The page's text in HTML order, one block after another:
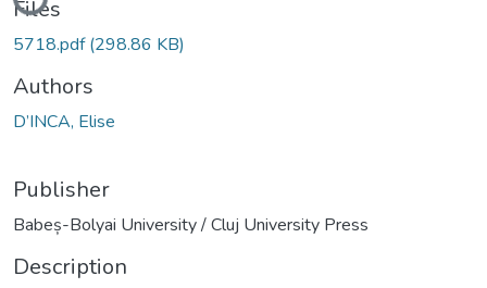
Files
5718.pdf(298.86 KB)
Authors
D’INCA, Elise
Publisher
Babeș-Bolyai University / Cluj University Press
Description